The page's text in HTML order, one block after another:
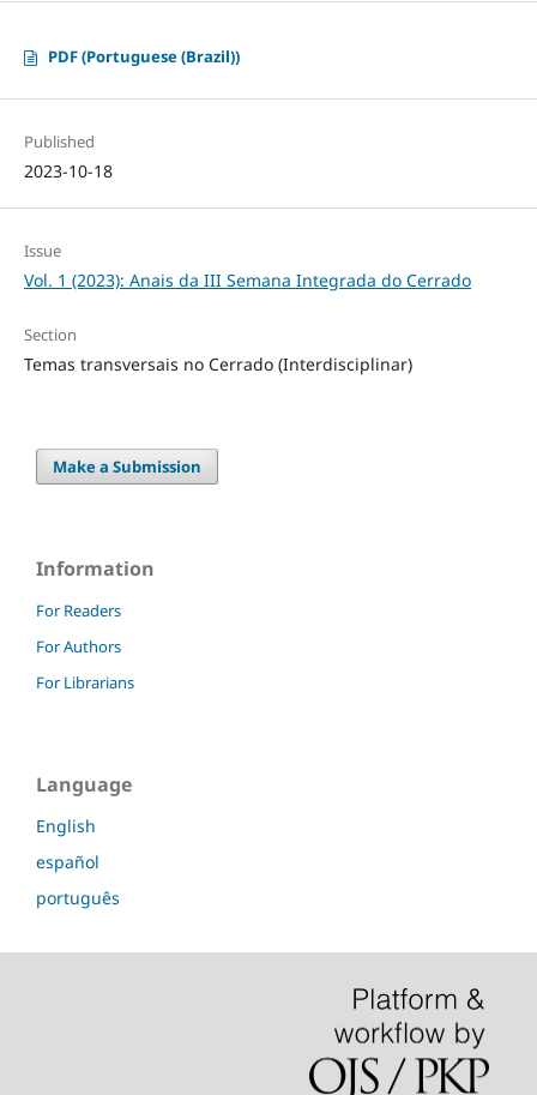
PDF (Portuguese (Brazil))
Published
2023-10-18
Issue
Vol. 1 (2023): Anais da III Semana Integrada do Cerrado
Section
Temas transversais no Cerrado (Interdisciplinar)
Make a Submission
Information
For Readers
For Authors
For Librarians
Language
English
español
português